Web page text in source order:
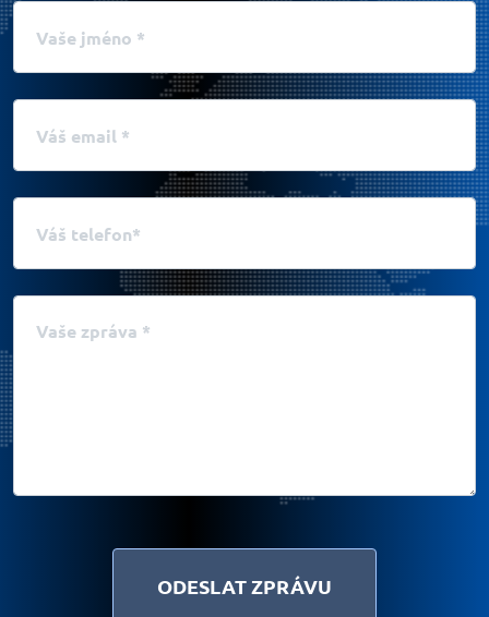
Vaše jméno
Váš email
Váš telefon
Vaše zpráva